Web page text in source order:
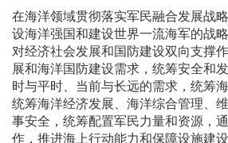
在海洋领域贯彻落实军民融合发展战
设海洋强国和建设世界一流海军的战
对经济社会发展和国防建设双向支撑
展和海洋国防建设需求，统筹安全和
时与平时、当前与长远的需求，统筹
统筹海洋经济发展、海洋综合管理、
事安全，统筹配置军民力量和资源，
作，推进海上行动能力和保障设施建